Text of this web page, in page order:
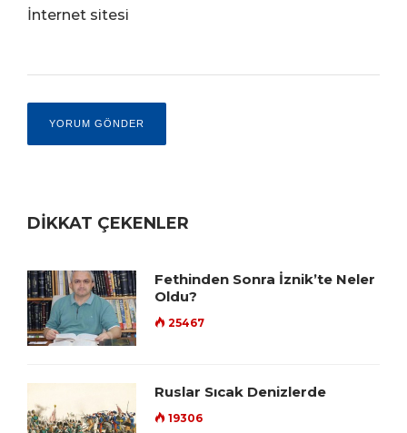
İnternet sitesi
DİKKAT ÇEKENLER
Fethinden Sonra İznik’te Neler
Oldu?
25467
Ruslar Sıcak Denizlerde
19306